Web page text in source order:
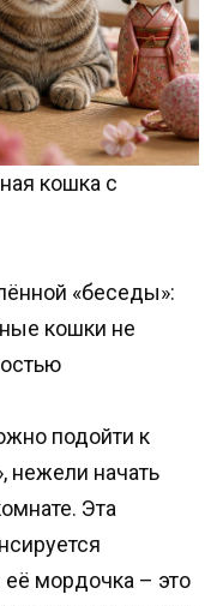
кошка с
«беседы»:
кошки не
подойти к
нежели начать
Эта
мордочка – это